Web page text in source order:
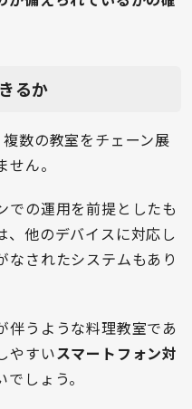
るか
数の教室をチェーン展
ん。
での運用を前提としたも
、他のデバイスに対応し
なされたシステムもあり
伴うような料理教室であ
やすいスマートフォン対
しょう。